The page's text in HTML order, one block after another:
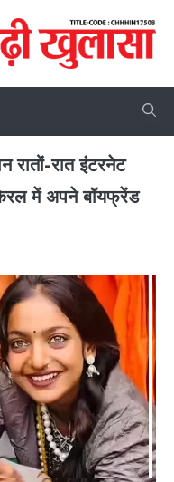
रातों-रात इंटरनेट
में अपने बॉयफ्रेंड